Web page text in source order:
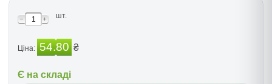
шт.
Ціна: 54.80 ₴
Є на складі